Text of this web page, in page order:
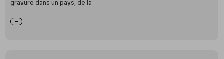
gravure dans un pays, de la